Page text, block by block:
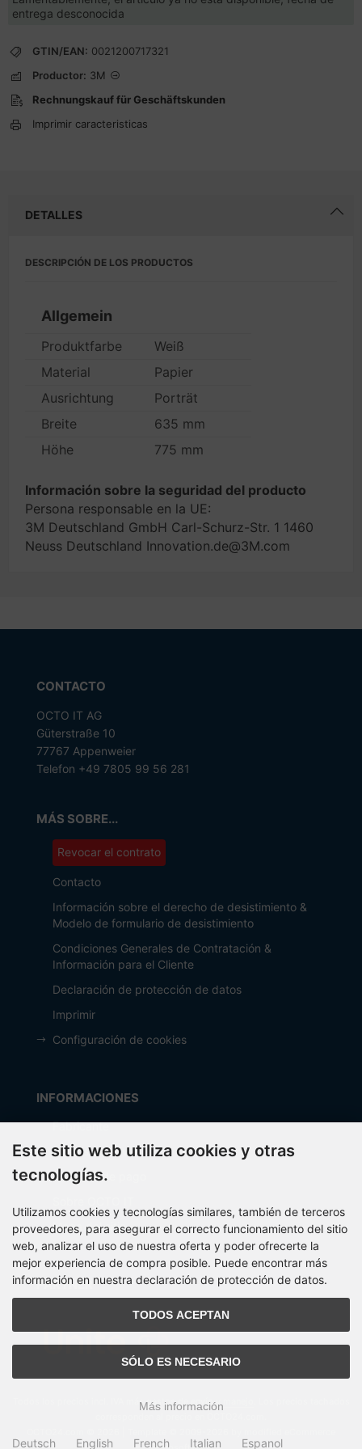
entrega desconocida
GTIN/EAN: 0021200717321
Productor: 3M
Rechnungskauf für Geschäftskunden
Imprimir caracteristicas
DETALLES
DESCRIPCIÓN DE LOS PRODUCTOS
Allgemein
Produktfarbe
Weiß
Material
Papier
Ausrichtung
Porträt
Breite
635 mm
Höhe
775 mm
Información sobre la seguridad del producto
Persona responsable en la UE:
3M Deutschland GmbH Carl-Schurz-Str. 1 1460
Neuss Deutschland Innovation.de@3M.com
CONTACTO
OCTO IT AG
Güterstraße 10
77767 Appenweier
Telefon +49 7805 99 56 281
MÁS SOBRE...
Revocar el contrato
Contacto
Información sobre el derecho de desistimiento &
Modelo de formulario de desistimiento
Condiciones Generales de Contratación &
Información para el Cliente
Declaración de protección de datos
Imprimir
Configuración de cookies
INFORMACIONES
Fabricante
Costos de envío
Métodos de pago
Mapa del sitio
PARTNER
Todos los precios incl. IVA másgastos de envío y manejo
Este sitio web utiliza cookies y otras
tecnologías.
Utilizamos cookies y tecnologías similares, también de terceros
proveedores, para asegurar el correcto funcionamiento del sitio
web, analizar el uso de nuestra oferta y poder ofrecerte la
mejor experiencia de compra posible. Puede encontrar más
información en nuestra declaración de protección de datos.
TODOS ACEPTAN
SÓLO ES NECESARIO
Más información
Deutsch English French Italian Espanol